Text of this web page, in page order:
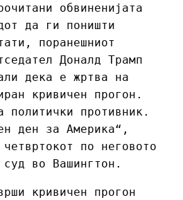
обвиненијата
да ги поништи
поранешниот
Доналд Трамп
дека е жртва на
кривичен прогон.
политички противник.
ден за Америка“,
по неговото
суд во Вашингтон.
кривичен прогон